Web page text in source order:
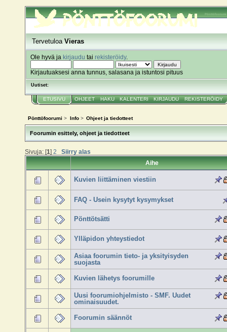
Pönttöfoorumi
TervetuloaVieras
Ole hyvä ja kirjaudu tai rekisteröidy.
Kirjautuaksesi anna tunnus, salasana ja istuntosi pituus
Uutiset:
ETUSIVU OHJEET HAKU KALENTERI KIRJAUDU REKISTERÖIDY
Pönttöfoorumi > Info> Ohjeet ja tiedotteet
Foorumin esittely, ohjeet ja tiedotteet
Sivuja: [1] 2
Siirry alas
Aihe
Kuvien liittäminen viestiin
FAQ - Usein kysytyt kysymykset
Pönttötsätti
Ylläpidon yhteystiedot
Asiaa foorumin tieto- ja yksityisyden
suojasta
Kuvien lähetys foorumille
Uusi foorumiohjelmisto - SMF. Uudet
ominaisuudet.
Foorumin säännöt